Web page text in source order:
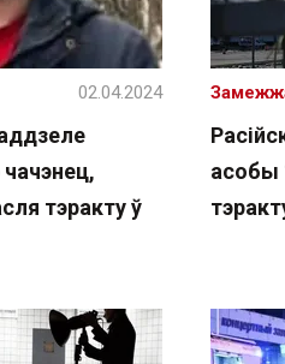
тэракту ў
02.04.2024
асобы